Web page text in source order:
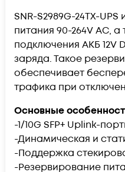
SNR-S2989G-24TX-
питания 90-264V AC,
подключения АКБ 12V
заряда. Такое
обеспечивает
трафика при
Основные
-1/10G SFP+ Uplink-
-Динамическая и
-Поддержка
-Резервирование